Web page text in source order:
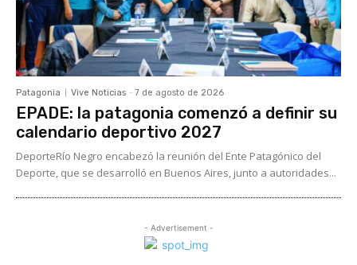
Patagonia Vive Noticias - 7 de agosto de 2026
EPADE: la patagonia comenzó a definir su
calendario deportivo 2027
DeporteRío Negro encabezó la reunión del Ente Patagónico del
Deporte, que se desarrolló en Buenos Aires, junto a autoridades...
- Advertisement -